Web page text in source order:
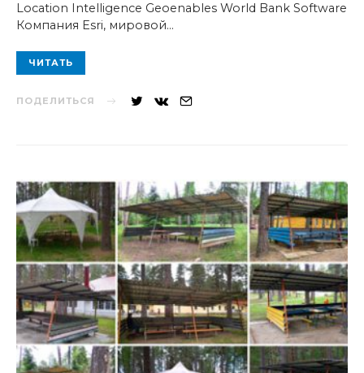
Location Intelligence Geoenables World Bank Software
Компания Esri, мировой…
ЧИТАТЬ
ПОДЕЛИТЬСЯ